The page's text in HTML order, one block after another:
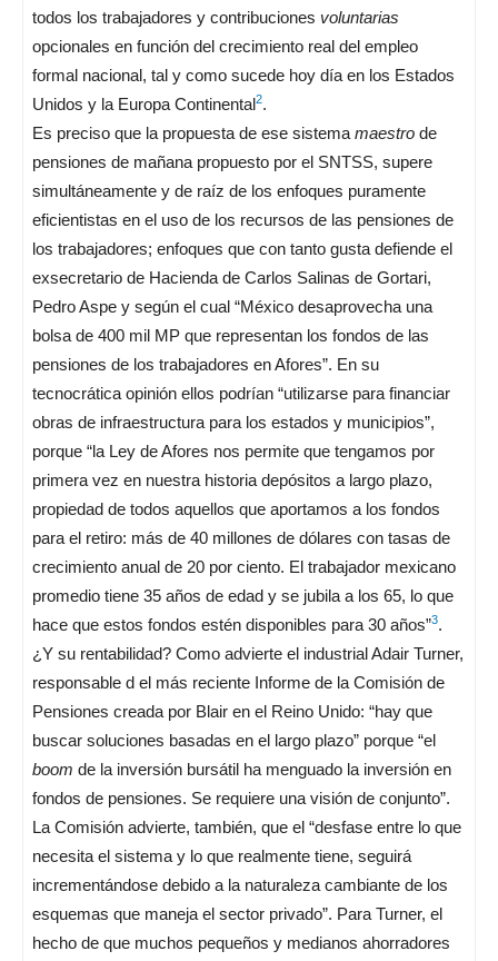
todos los trabajadores y contribuciones voluntarias
opcionales en función del crecimiento real del empleo
formal nacional, tal y como sucede hoy día en los Estados
Unidos y la Europa Continental2.
Es preciso que la propuesta de ese sistema maestro de
pensiones de mañana propuesto por el SNTSS, supere
simultáneamente y de raíz de los enfoques puramente
eficientistas en el uso de los recursos de las pensiones de
los trabajadores; enfoques que con tanto gusta defiende el
exsecretario de Hacienda de Carlos Salinas de Gortari,
Pedro Aspe y según el cual “México desaprovecha una
bolsa de 400 mil MP que representan los fondos de las
pensiones de los trabajadores en Afores”. En su
tecnocrática opinión ellos podrían “utilizarse para financiar
obras de infraestructura para los estados y municipios”,
porque “la Ley de Afores nos permite que tengamos por
primera vez en nuestra historia depósitos a largo plazo,
propiedad de todos aquellos que aportamos a los fondos
para el retiro: más de 40 millones de dólares con tasas de
crecimiento anual de 20 por ciento. El trabajador mexicano
promedio tiene 35 años de edad y se jubila a los 65, lo que
hace que estos fondos estén disponibles para 30 años”3.
¿Y su rentabilidad? Como advierte el industrial Adair Turner,
responsable d el más reciente Informe de la Comisión de
Pensiones creada por Blair en el Reino Unido: “hay que
buscar soluciones basadas en el largo plazo” porque “el
boom de la inversión bursátil ha menguado la inversión en
fondos de pensiones. Se requiere una visión de conjunto”.
La Comisión advierte, también, que el “desfase entre lo que
necesita el sistema y lo que realmente tiene, seguirá
incrementándose debido a la naturaleza cambiante de los
esquemas que maneja el sector privado”. Para Turner, el
hecho de que muchos pequeños y medianos ahorradores